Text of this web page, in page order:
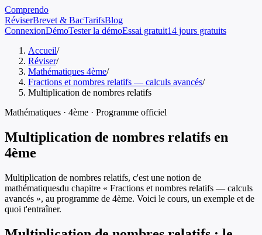
Comprendo
RéviserBrevet & BacTarifsBlog
ConnexionDémoTester la démoEssai gratuit14 jours gratuits
Accueil/
Réviser/
Mathématiques 4ème/
Fractions et nombres relatifs — calculs avancés/
Multiplication de nombres relatifs
Mathématiques · 4ème · Programme officiel
Multiplication de nombres relatifs en
4ème
Multiplication de nombres relatifs, c'est une notion de
mathématiquesdu chapitre « Fractions et nombres relatifs — calculs
avancés », au programme de 4ème. Voici le cours, un exemple et de
quoi t'entraîner.